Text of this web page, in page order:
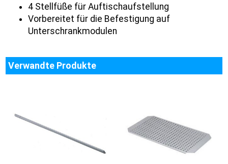
4 Stellfüße für Auftischaufstellung
Vorbereitet für die Befestigung auf
Unterschrankmodulen
Verwandte Produkte